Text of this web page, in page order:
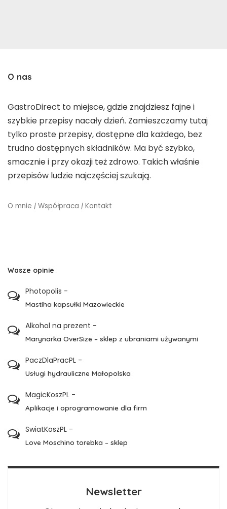
O nas
GastroDirect to miejsce, gdzie znajdziesz fajne i
szybkie przepisy nacały dzień. Zamieszczamy tutaj
tylko proste przepisy, dostępne dla każdego, bez
trudno dostępnych składników. Ma być szybko,
smacznie i przy okazji też zdrowo. Takich właśnie
przepisów ludzie najczęściej szukają.
O mnie | Współpraca | Kontakt
Wasze opinie
Photopolis -
Mastiha kapsułki Mazowieckie
Alkohol na prezent -
Marynarka OverSize – sklep z ubraniami używanymi
PaczDlaPracPL -
Usługi hydrauliczne Małopolska
MagicKoszPL -
Aplikacje i oprogramowanie dla firm
SwiatKoszPL -
Love Moschino torebka – sklep
Newsletter